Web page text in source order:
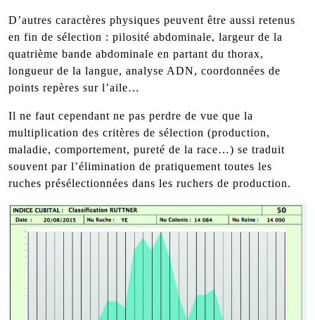
D’autres caractères physiques peuvent être aussi retenus
en fin de sélection : pilosité abdominale, largeur de la
quatrième bande abdominale en partant du thorax,
longueur de la langue, analyse ADN, coordonnées de
points repères sur l’aile…
Il ne faut cependant ne pas perdre de vue que la
multiplication des critères de sélection (production,
maladie, comportement, pureté de la race…) se traduit
souvent par l’élimination de pratiquement toutes les
ruches présélectionnées dans les ruchers de production.